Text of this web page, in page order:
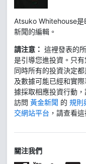
Atsuko Whitehouse是
新聞的編輯。
請注意： 這裡發表的
是引導您進投資。只
同時所有的投資決定
及數據可能已經和實
據採取相應投資行動
訪問 黃金新聞 的 規則
交網站平台 ，請查看這
關注我們